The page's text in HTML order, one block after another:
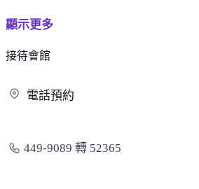
政府機構
戶政事務所
顯示更多
接待會館
電話預約
449-9089 轉 52365